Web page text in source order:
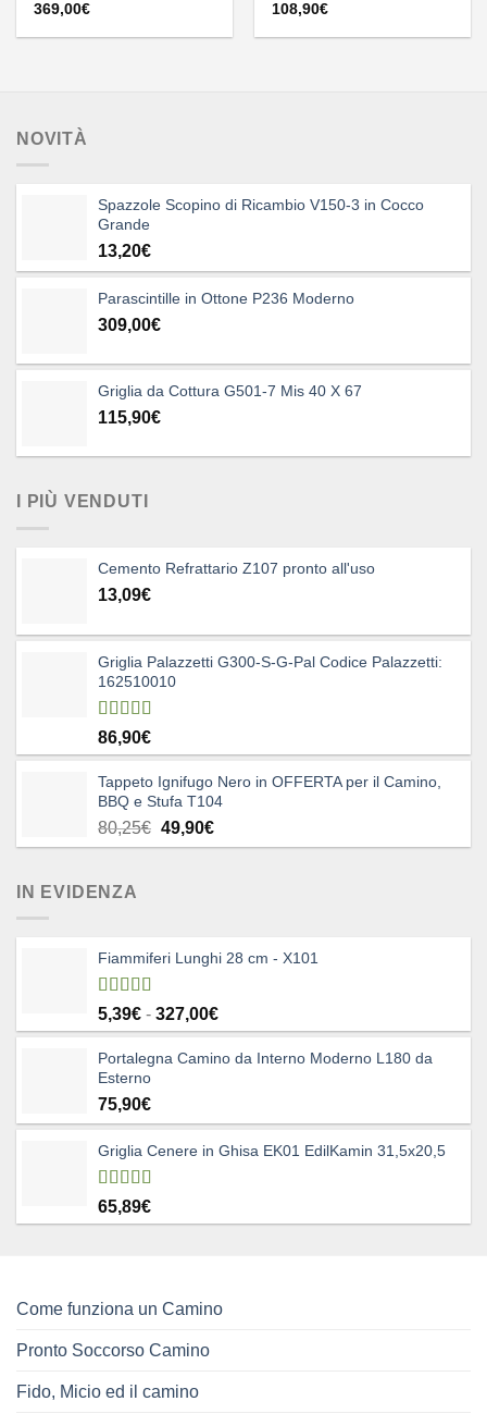
369,00€
108,90€
NOVITÀ
Spazzole Scopino di Ricambio V150-3 in Cocco
Grande
13,20€
Parascintille in Ottone P236 Moderno
309,00€
Griglia da Cottura G501-7 Mis 40 X 67
115,90€
I PIÙ VENDUTI
Cemento Refrattario Z107 pronto all'uso
13,09€
Griglia Palazzetti G300-S-G-Pal Codice Palazzetti:
162510010
Valutato
5.00su 5
86,90€
Tappeto Ignifugo Nero in OFFERTA per il Camino,
BBQ e Stufa T104
80,25€ Il
prezzo
49,90€Il
prezzo
IN EVIDENZA
Fiammiferi Lunghi 28 cm - X101
Valutato
5.00su 5
5,39€ - 327,00€Fascia
di
prezzo:
a
327,00€
Portalegna Camino da Interno Moderno L180 da
Esterno
75,90€
Griglia Cenere in Ghisa EK01 EdilKamin 31,5x20,5
Valutato
4.83su 5
65,89€
Come funziona un Camino
Pronto Soccorso Camino
Fido, Micio ed il camino